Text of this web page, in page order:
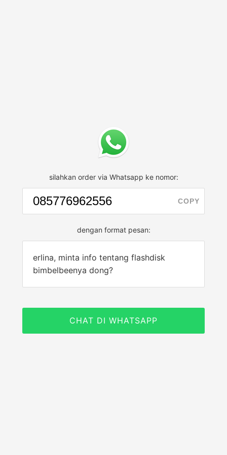
silahkan order via Whatsapp ke nomor:
COPY
dengan format pesan:
erlina, minta info tentang flashdisk
bimbelbeenya dong?
CHAT DI WHATSAPP